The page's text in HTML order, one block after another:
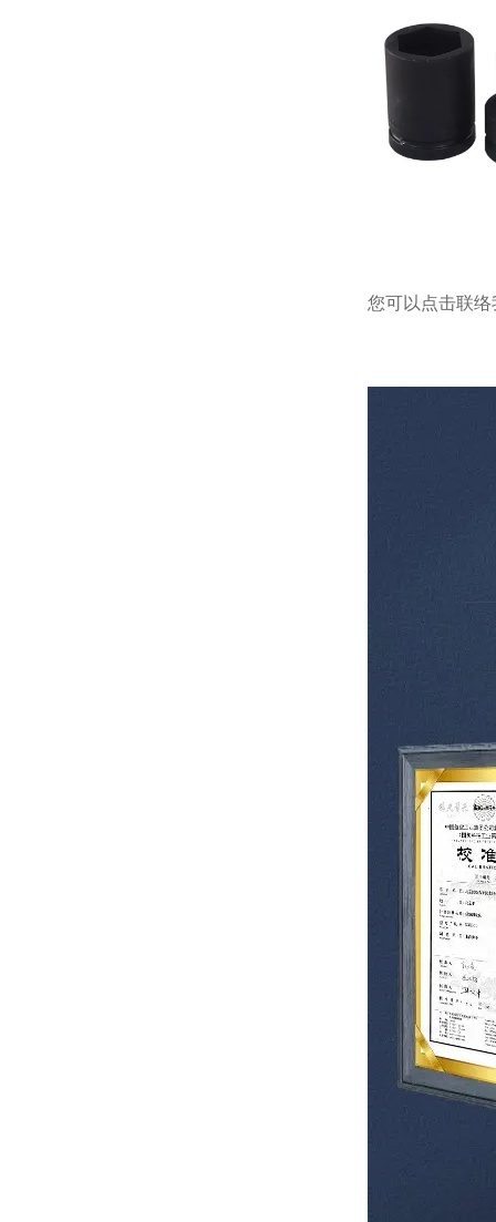
您可以点击联络